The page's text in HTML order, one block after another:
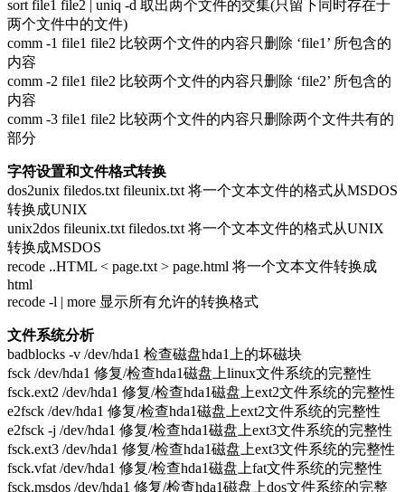
sort file1 file2 | uniq -d 取出两个文件的交集(只留下同时存在于
两个文件中的文件)
comm -1 file1 file2 比较两个文件的内容只删除 ‘file1’ 所包含的
内容
comm -2 file1 file2 比较两个文件的内容只删除 ‘file2’ 所包含的
内容
comm -3 file1 file2 比较两个文件的内容只删除两个文件共有的
部分
字符设置和文件格式转换
dos2unix filedos.txt fileunix.txt 将一个文本文件的格式从MSDOS
转换成UNIX
unix2dos fileunix.txt filedos.txt 将一个文本文件的格式从UNIX
转换成MSDOS
recode ..HTML < page.txt > page.html 将一个文本文件转换成
html
recode -l | more 显示所有允许的转换格式
文件系统分析
badblocks -v /dev/hda1 检查磁盘hda1上的坏磁块
fsck /dev/hda1 修复/检查hda1磁盘上linux文件系统的完整性
fsck.ext2 /dev/hda1 修复/检查hda1磁盘上ext2文件系统的完整性
e2fsck /dev/hda1 修复/检查hda1磁盘上ext2文件系统的完整性
e2fsck -j /dev/hda1 修复/检查hda1磁盘上ext3文件系统的完整性
fsck.ext3 /dev/hda1 修复/检查hda1磁盘上ext3文件系统的完整性
fsck.vfat /dev/hda1 修复/检查hda1磁盘上fat文件系统的完整性
fsck.msdos /dev/hda1 修复/检查hda1磁盘上dos文件系统的完整